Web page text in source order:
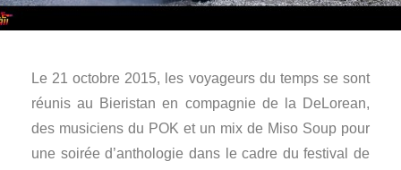
Le 21 octobre 2015, les voyageurs du temps se sont
réunis au Bieristan en compagnie de la DeLorean,
des musiciens du POK et un mix de Miso Soup pour
une soirée d’anthologie dans le cadre du festival de